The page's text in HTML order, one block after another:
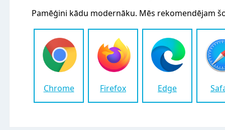
Pamēģini kādu modernāku. Mēs rekomendējam
Chrome Firefox Edge